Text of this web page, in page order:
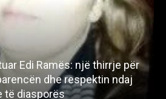
Edi Ramës: një thirrje për
dhe respektin ndaj
të diasporës